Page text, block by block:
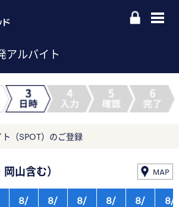
アルバイト
（SPOT）のご登録
山含む） MAP
8/
8/
8/
8/
8/
8/